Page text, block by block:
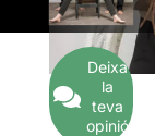
Deixa
la
teva
opinió